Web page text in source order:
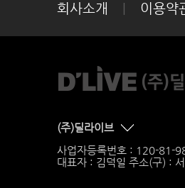
회사소개 이용약
(주)딜라이브
사업자등록번호 : 120-81-
대표자 : 김덕일 주소(구) :